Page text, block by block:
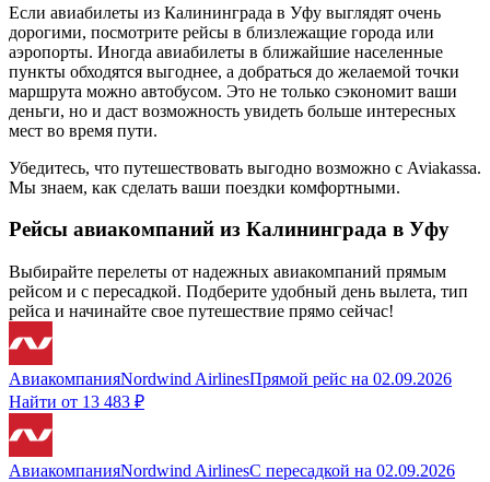
Если авиабилеты из Калининграда в Уфу выглядят очень
дорогими, посмотрите рейсы в близлежащие города или
аэропорты. Иногда авиабилеты в ближайшие населенные
пункты обходятся выгоднее, а добраться до желаемой точки
маршрута можно автобусом. Это не только сэкономит ваши
деньги, но и даст возможность увидеть больше интересных
мест во время пути.
Убедитесь, что путешествовать выгодно возможно с Aviakassa.
Мы знаем, как сделать ваши поездки комфортными.
Рейсы авиакомпаний из Калининграда в Уфу
Выбирайте перелеты от надежных авиакомпаний прямым
рейсом и с пересадкой. Подберите удобный день вылета, тип
рейса и начинайте свое путешествие прямо сейчас!
АвиакомпанияNordwind AirlinesПрямой рейс на 02.09.2026
Найти от 13 483 ₽
АвиакомпанияNordwind AirlinesС пересадкой на 02.09.2026